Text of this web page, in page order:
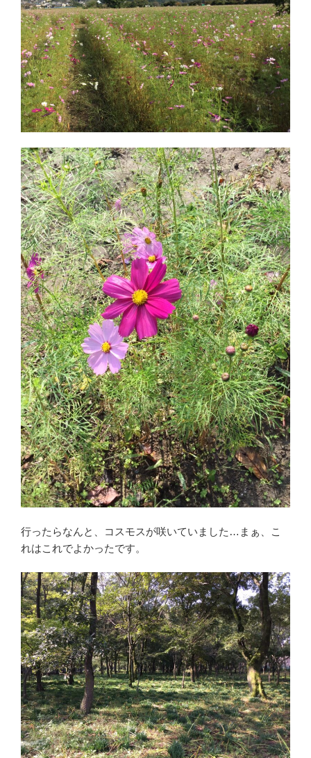
行ったらなんと、コスモスが咲いていました…まぁ、こ
れはこれでよかったです。